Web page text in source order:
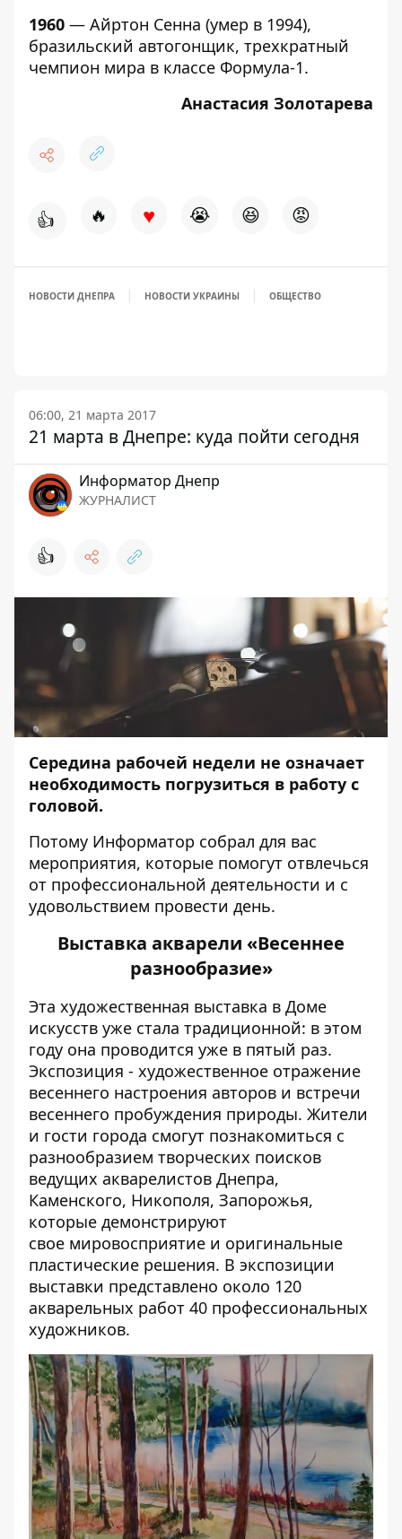
1960 — Айртон Сенна (умер в 1994),
бразильский автогонщик, трехкратный
чемпион мира в классе Формула-1.
Анастасия Золотарева
👍 🔥 ♥ 😭 😆 😡
НОВОСТИ ДНЕПРА НОВОСТИ УКРАИНЫ ОБЩЕСТВО
06:00, 21 марта 2017
21 марта в Днепре: куда пойти сегодня
Информатор Днепр
ЖУРНАЛИСТ
👍
Середина рабочей недели не означает
необходимость погрузиться в работу с
головой.
Потому Информатор собрал для вас
мероприятия, которые помогут отвлечься
от профессиональной деятельности и с
удовольствием провести день.
Выставка акварели «Весеннее
разнообразие»
Эта художественная выставка в Доме
искусств уже стала традиционной: в этом
году она проводится уже в пятый раз.
Экспозиция - художественное отражение
весеннего настроения авторов и встречи
весеннего пробуждения природы. Жители
и гости города смогут познакомиться с
разнообразием творческих поисков
ведущих акварелистов Днепра,
Каменского, Никополя, Запорожья,
которые демонстрируют
свое мировосприятие и оригинальные
пластические решения. В экспозиции
выставки представлено около 120
акварельных работ 40 профессиональных
художников.